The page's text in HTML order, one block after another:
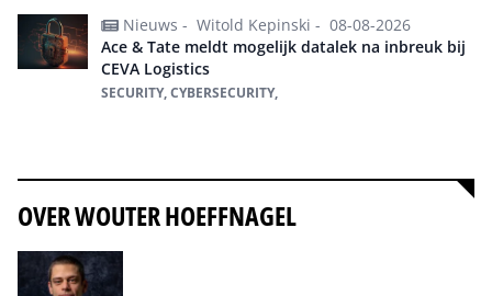
Nieuws - Witold Kepinski - 08-08-2026
Ace & Tate meldt mogelijk datalek na inbreuk bij
CEVA Logistics
SECURITY, CYBERSECURITY,
OVER WOUTER HOEFFNAGEL